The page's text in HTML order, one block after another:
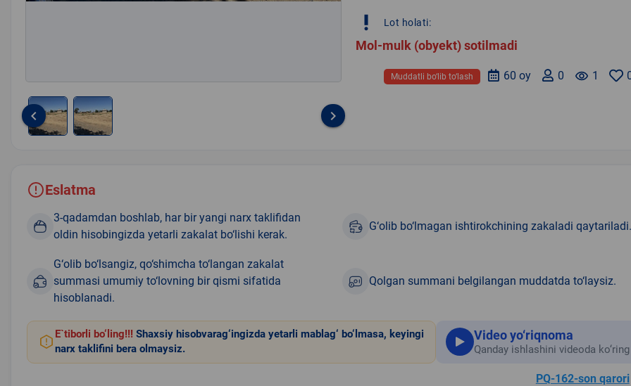
2
keyboard_arrow_left keyboard_arrow_right
priority_high Lot holati:
Mol-mulk (obyekt) sotilmadi
remove_red_eye 1
0
60 oy
Muddatli bo‘lib to‘lash
Eslatma
3-qadamdan boshlab, har bir yangi narx taklifidan
oldin hisobingizda yetarli zakalat bo‘lishi kerak.
G‘olib bo‘lmagan ishtirokchining zakaladi qaytariladi.
G‘olib bo‘lsangiz, qo‘shimcha to‘langan zakalat
summasi umumiy to‘lovning bir qismi sifatida
hisoblanadi.
Qolgan summani belgilangan muddatda to‘laysiz.
E`tiborli bo‘ling!!! Shaxsiy hisobvarag‘ingizda yetarli mablag‘ bo‘lmasa, keyingi
narx taklifini bera olmaysiz.
Video yo‘riqnoma
Qanday ishlashini videoda ko‘ring
PQ-162-son qarori